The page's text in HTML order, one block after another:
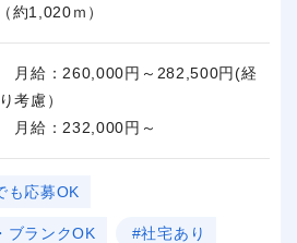
約1,020ｍ）
月給：260,000円～282,500円(経
考慮）
月給：232,000円～
も応募OK
ブランクOK #社宅あり